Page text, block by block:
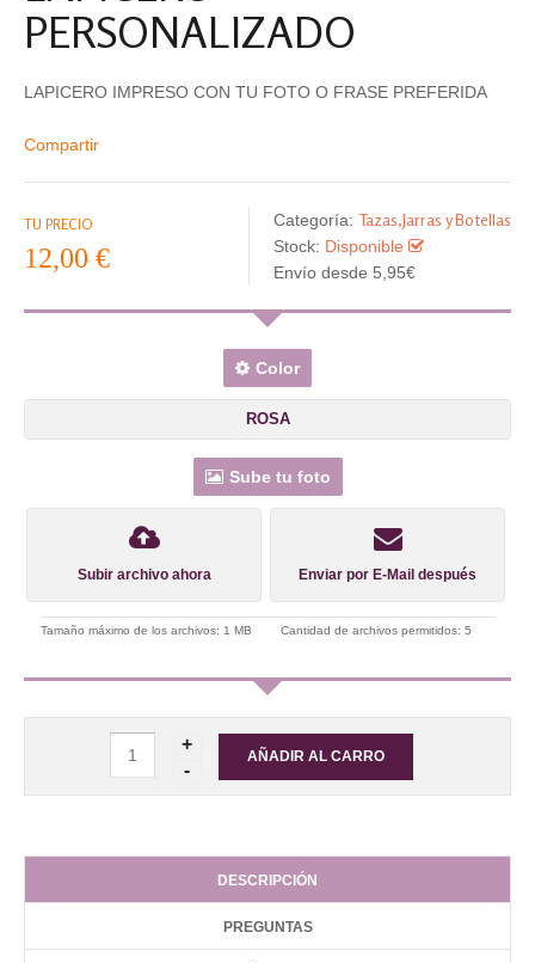
PERSONALIZADO
LAPICERO IMPRESO CON TU FOTO O FRASE PREFERIDA
Compartir
TU PRECIO
12,00 €
Categoría: Tazas,Jarras y Botellas
Stock: Disponible
Envío desde 5,95€
Color
ROSA
Sube tu foto
Subir archivo ahora Enviar por E-Mail después
Tamaño máximo de los archivos: 1 MB Cantidad de archivos permitidos: 5
DESCRIPCIÓN
PREGUNTAS